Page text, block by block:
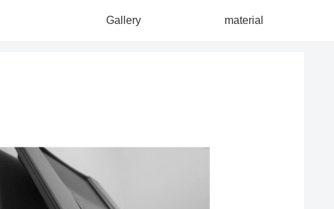
Gallery material